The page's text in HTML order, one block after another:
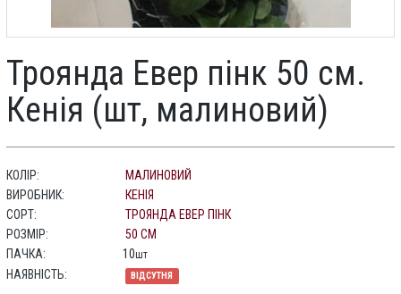
Троянда Евер пінк 50 см.
Кенія (шт, малиновий)
КОЛІР:
МАЛИНОВИЙ
ВИРОБНИК:
КЕНІЯ
СОРТ:
ТРОЯНДА ЕВЕР ПІНК
РОЗМІР:
50 СМ
ПАЧКА:
10шт
НАЯВНІСТЬ: ВІДСУТНЯ